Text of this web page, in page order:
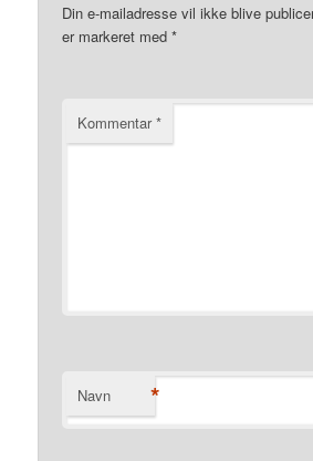
Din e-mailadresse vil ikke blive
er markeret med*
Kommentar*
Navn *